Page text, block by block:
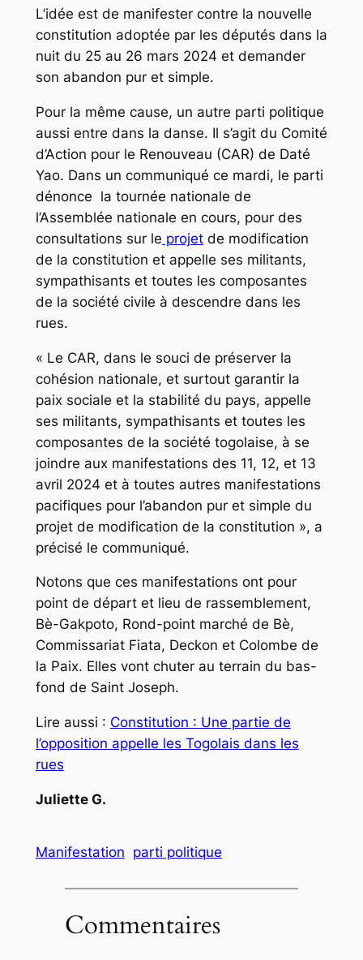
L’idée est de manifester contre la nouvelle
constitution adoptée par les députés dans la
nuit du 25 au 26 mars 2024 et demander
son abandon pur et simple.
Pour la même cause, un autre parti politique
aussi entre dans la danse. Il s’agit du Comité
d’Action pour le Renouveau (CAR) de Daté
Yao. Dans un communiqué ce mardi, le parti
dénonce la tournée nationale de
l’Assemblée nationale en cours, pour des
consultations sur le projetde modification
de la constitution et appelle ses militants,
sympathisants et toutes les composantes
de la société civile à descendre dans les
rues.
« Le CAR, dans le souci de préserver la
cohésion nationale, et surtout garantir la
paix sociale et la stabilité du pays, appelle
ses militants, sympathisants et toutes les
composantes de la société togolaise, à se
joindre aux manifestations des 11, 12, et 13
avril 2024 et à toutes autres manifestations
pacifiques pour l’abandon pur et simple du
projet de modification de la constitution », a
précisé le communiqué.
Notons que ces manifestations ont pour
point de départ et lieu de rassemblement,
Bè-Gakpoto, Rond-point marché de Bè,
Commissariat Fiata, Deckon et Colombe de
la Paix. Elles vont chuter au terrain du bas-
fond de Saint Joseph.
Lire aussi : Constitution : Une partie de
l’opposition appelle les Togolais dans les
rues
Juliette G.
Manifestation parti politique
Commentaires